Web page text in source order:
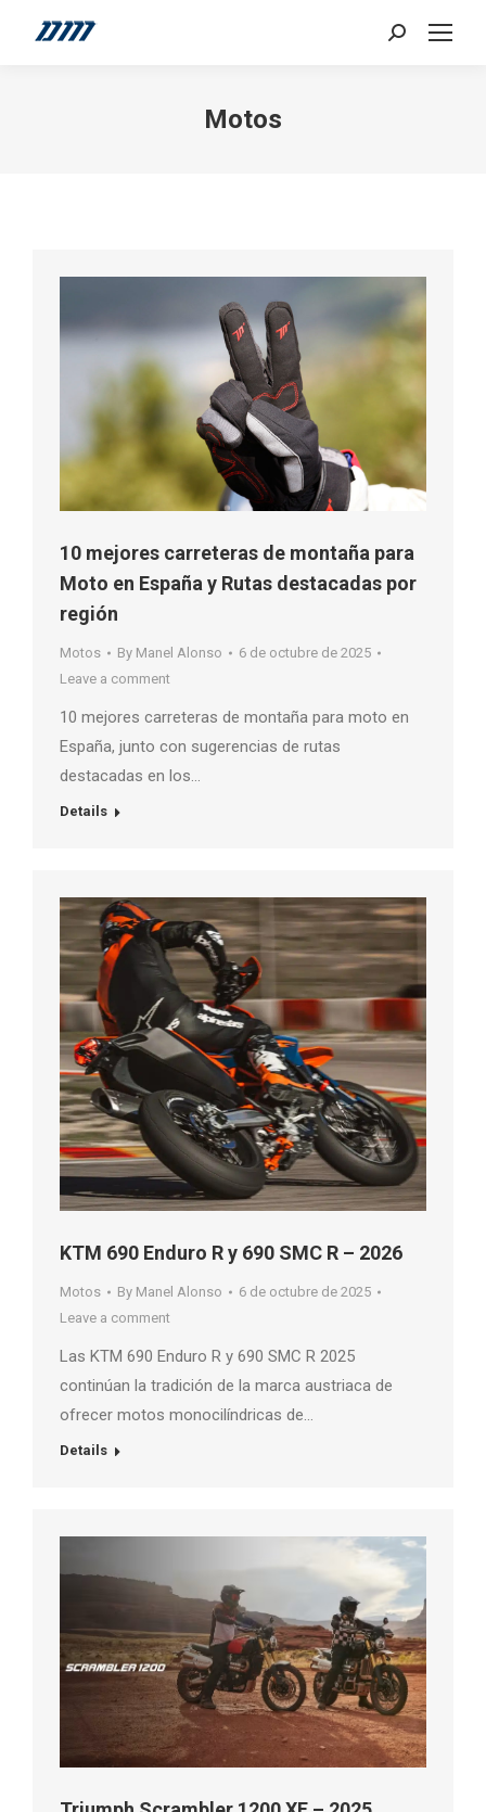
Search:
Motos
10 mejores carreteras de montaña para
Moto en España y Rutas destacadas por
región
Motos By Manel Alonso
6 de octubre de 2025
Leave a comment
10 mejores carreteras de montaña para moto en
España, junto con sugerencias de rutas
destacadas en los…
Details
KTM 690 Enduro R y 690 SMC R – 2026
Motos By Manel Alonso
6 de octubre de 2025
Leave a comment
Las KTM 690 Enduro R y 690 SMC R 2025
continúan la tradición de la marca austriaca de
ofrecer motos monocilíndricas de…
Details